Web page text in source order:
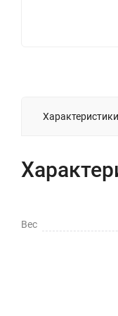
Характеристики
Вес